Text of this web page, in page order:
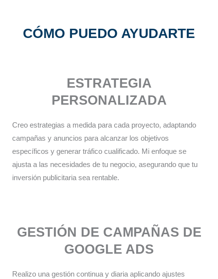
CÓMO PUEDO AYUDARTE
ESTRATEGIA
PERSONALIZADA​
Creo estrategias a medida para cada proyecto, adaptando
campañas y anuncios para alcanzar los objetivos
específicos y generar tráfico cualificado. Mi enfoque se
ajusta a las necesidades de tu negocio, asegurando que tu
inversión publicitaria sea rentable.
GESTIÓN DE CAMPAÑAS DE
GOOGLE ADS
Realizo una gestión continua y diaria aplicando ajustes